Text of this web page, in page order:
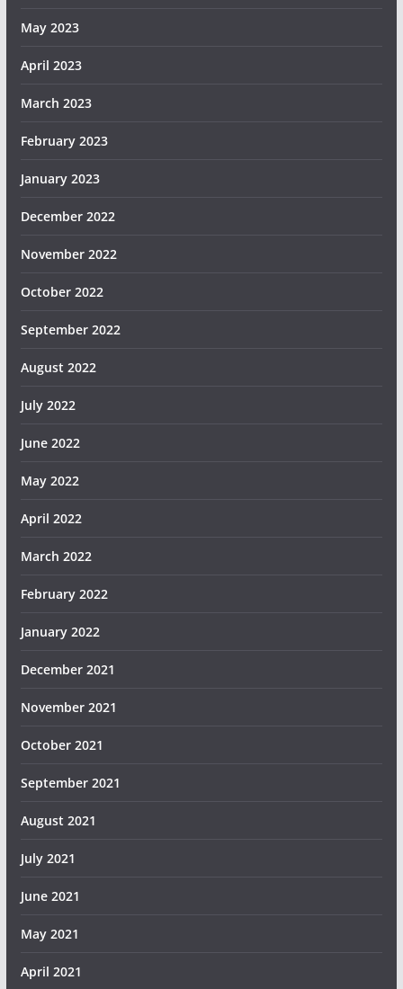
May 2023
April 2023
March 2023
February 2023
January 2023
December 2022
November 2022
October 2022
September 2022
August 2022
July 2022
June 2022
May 2022
April 2022
March 2022
February 2022
January 2022
December 2021
November 2021
October 2021
September 2021
August 2021
July 2021
June 2021
May 2021
April 2021